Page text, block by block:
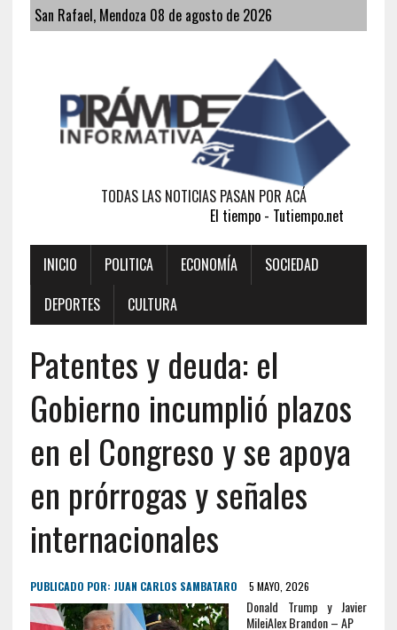
San Rafael, Mendoza 08 de agosto de 2026
TODAS LAS NOTICIAS PASAN POR ACÁ
El tiempo - Tutiempo.net
INICIO POLITICA ECONOMÍA
SOCIEDAD
DEPORTES
CULTURA
Patentes y deuda: el
Gobierno incumplió plazos
en el Congreso y se apoya
en prórrogas y señales
internacionales
PUBLICADO POR: JUAN CARLOS SAMBATARO 5 MAYO, 2026
Donald Trump y Javier
MileiAlex Brandon – AP